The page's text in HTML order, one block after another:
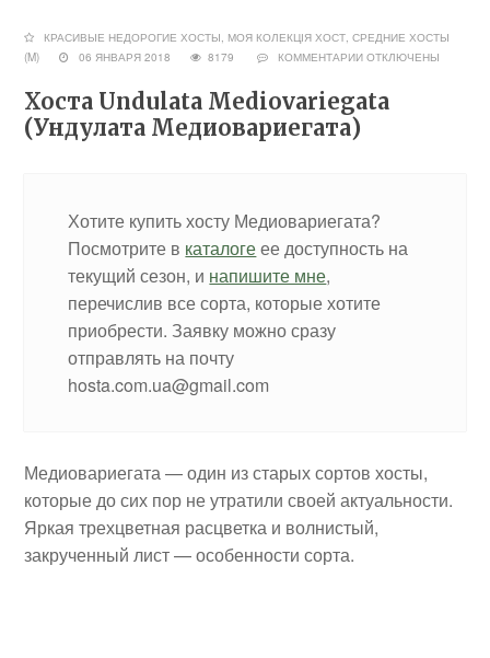
КРАСИВЫЕ НЕДОРОГИЕ ХОСТЫ, МОЯ КОЛЕКЦІЯ ХОСТ,СРЕДНИЕ ХОСТЫ
(M)
06 ЯНВАРЯ 2018 8179 КОММЕНТАРИИ ОТКЛЮЧЕНЫ
Хоста Undulata Mediovariegata
(Ундулата Медиовариегата)
Хотите купить хосту Медиовариегата?
Посмотрите в каталогеее доступность на
текущий сезон, и напишите мне,
перечислив все сорта, которые хотите
приобрести. Заявку можно сразу
отправлять на почту
hosta.com.ua@gmail.com
Медиовариегата — один из старых сортов хосты,
которые до сих пор не утратили своей актуальности.
Яркая трехцветная расцветка и волнистый,
закрученный лист — особенности сорта.